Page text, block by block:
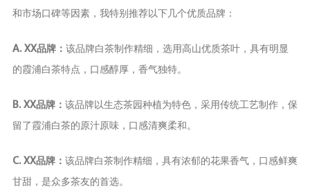
和市场口碑等因素，我特别推荐以下几个优质品牌：
A. XX品牌： 该品牌白茶制作精细，选用高山优质茶叶，具有明显
的霞浦白茶特点，口感醇厚，香气独特。
B. XX品牌： 该品牌以生态茶园种植为特色，采用传统工艺制作，保
留了霞浦白茶的原汁原味，口感清爽柔和。
C. XX品牌： 该品牌白茶制作精细，具有浓郁的花果香气，口感鲜爽
甘甜，是众多茶友的首选。
茶叶饮品
茶叶配送
茶叶健康价
值和功效
减肥茶
功能茶